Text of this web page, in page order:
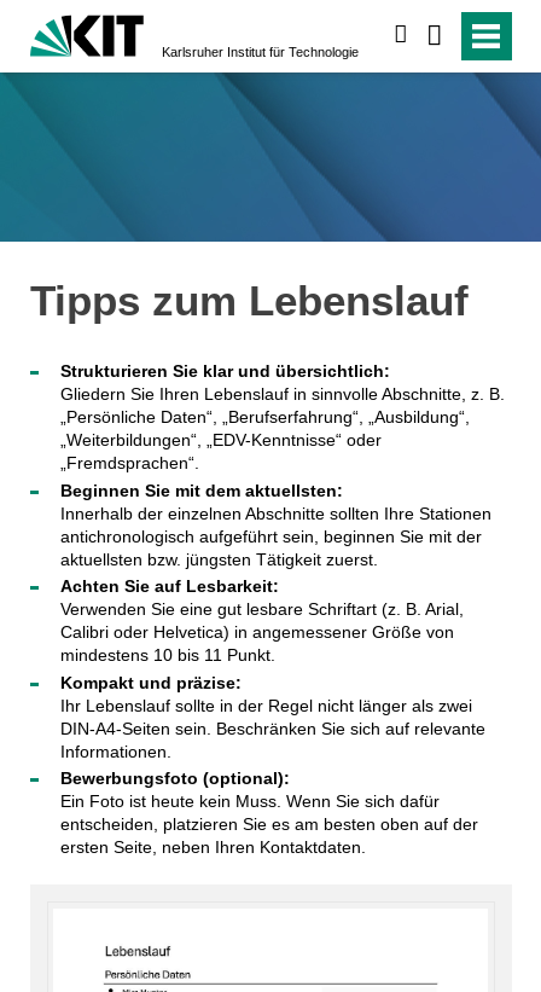
Karlsruher Institut für Technologie
Tipps zum Lebenslauf
Strukturieren Sie klar und übersichtlich:
Gliedern Sie Ihren Lebenslauf in sinnvolle Abschnitte, z. B.
„Persönliche Daten“, „Berufserfahrung“, „Ausbildung“,
„Weiterbildungen“, „EDV-Kenntnisse“ oder
„Fremdsprachen“.
Beginnen Sie mit dem aktuellsten:
Innerhalb der einzelnen Abschnitte sollten Ihre Stationen
antichronologisch aufgeführt sein, beginnen Sie mit der
aktuellsten bzw. jüngsten Tätigkeit zuerst.
Achten Sie auf Lesbarkeit:
Verwenden Sie eine gut lesbare Schriftart (z. B. Arial,
Calibri oder Helvetica) in angemessener Größe von
mindestens 10 bis 11 Punkt.
Kompakt und präzise:
Ihr Lebenslauf sollte in der Regel nicht länger als zwei
DIN-A4-Seiten sein. Beschränken Sie sich auf relevante
Informationen.
Bewerbungsfoto (optional):
Ein Foto ist heute kein Muss. Wenn Sie sich dafür
entscheiden, platzieren Sie es am besten oben auf der
ersten Seite, neben Ihren Kontaktdaten.